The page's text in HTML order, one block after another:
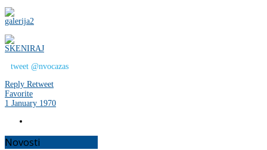
tweet @nvocazas
Reply Retweet
Favorite
1 January 1970
Novosti